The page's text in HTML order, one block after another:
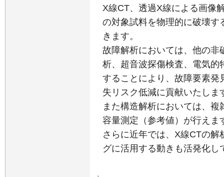
X線CT、透過X線による画像
の対象試料を物理的に破壊す
きます。
故障解析においては、他の非
析、超音波探傷検査、電気的
することにより、故障要素発
失リスク低減に貢献いたしま
また構造解析においては、
容量測定（参考値）が行えま
さらに近年では、X線CTの
グに活用する動きも活発化し